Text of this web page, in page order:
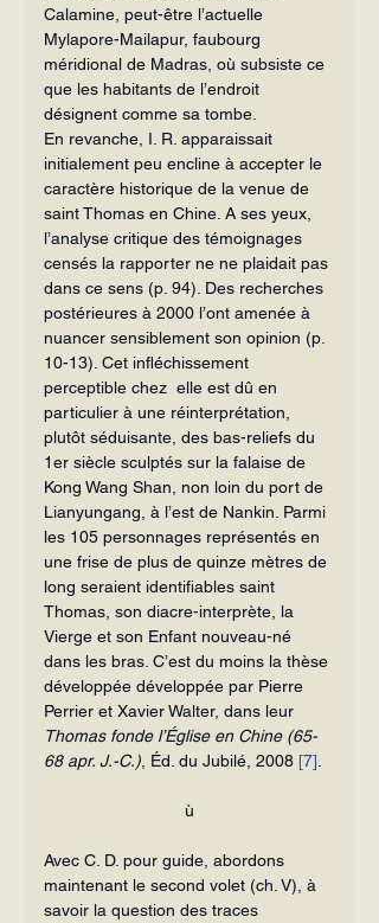
Calamine, peut-être l’actuelle
Mylapore-Mailapur, faubourg
méridional de Madras, où subsiste ce
que les habitants de l’en­droit
désignent comme sa tombe.
En revanche, I. R. apparaissait
initialement peu encline à accepter le
caractère historique de la venue de
saint Thomas en Chine. A ses yeux,
l’analyse critique des témoignages
censés la rapporter ne ne plaidait pas
dans ce sens (p. 94). Des recherches
postérieures à 2000 l’ont amenée à
nuancer sensiblement son opinion (p.
10-13). Cet infléchissement
perceptible chez  elle est dû en
particulier à une réinterprétation,
plutôt séduisante, des bas-reliefs du
1er siècle sculptés sur la falaise de
Kong Wang Shan, non loin du port de
Lianyungang, à l’est de Nankin. Parmi
les 105 personnages représentés en
une frise de plus de quinze mètres de
long seraient identifiables saint
Thomas, son diacre-interprète, la
Vierge et son Enfant nouveau-né
dans les bras. C’est du moins la thèse
développée développée par Pierre
Perrier et Xavier Walter, dans leur
Thomas fonde l’Église en Chine (65-
68 apr. J.-C.) , Éd. du Jubilé, 2008 [7]
ù
Avec C. D. pour guide, abordons
maintenant le second volet (ch. V), à
savoir la question des traces